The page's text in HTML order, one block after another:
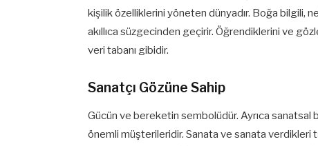
kişilik özelliklerini yöneten dünyadır. Boğa bilgili,
akıllıca süzgecinden geçirir. Öğrendiklerini ve
veri tabanı gibidir.
Sanatçı Gözüne Sahip
Gücün ve bereketin sembolüdür. Ayrıca sanatsal
önemli müşterileridir. Sanata ve sanata